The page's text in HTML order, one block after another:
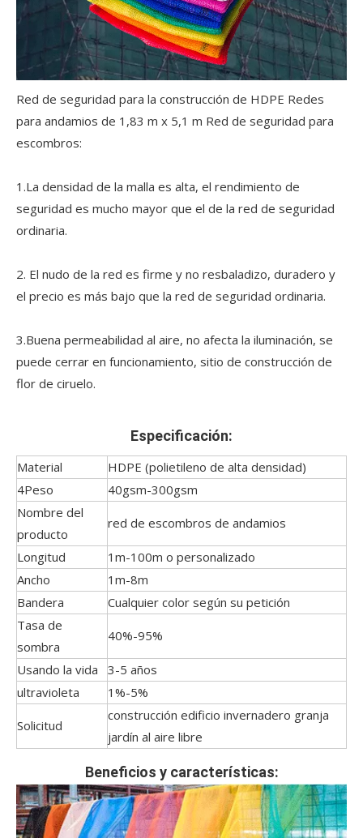
Red de seguridad para la construcción de HDPE Redes
para andamios de 1,83 m x 5,1 m Red de seguridad para
escombros:
1.La densidad de la malla es alta, el rendimiento de
seguridad es mucho mayor que el de la red de seguridad
ordinaria.
2. El nudo de la red es firme y no resbaladizo, duradero y
el precio es más bajo que la red de seguridad ordinaria.
3.Buena permeabilidad al aire, no afecta la iluminación, se
puede cerrar en funcionamiento, sitio de construcción de
flor de ciruelo.
Especificación:
Material
HDPE (polietileno de alta densidad)
4Peso
40gsm-300gsm
Nombre del
producto
red de escombros de andamios
Longitud
1m-100m o personalizado
Ancho
1m-8m
Bandera
Cualquier color según su petición
Tasa de
sombra
40%-95%
Usando la vida
3-5 años
ultravioleta
1%-5%
Solicitud
construcción edificio invernadero granja
jardín al aire libre
Beneficios y características: